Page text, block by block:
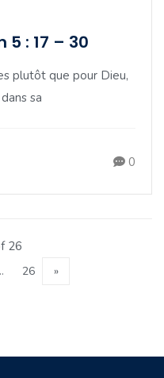
5 : 17 – 30
plutôt que pour Dieu,
sa
0
26
26 »